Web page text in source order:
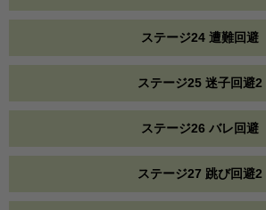
ステージ24 遭難回避
ステージ25 迷子回避2
ステージ26 バレ回避
ステージ27 跳び回避2